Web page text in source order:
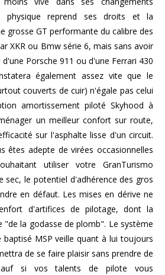
physique reprend ses droits et la
grosse GT performante du calibre des
XKR ou Bmw série 6, mais sans avoir
Porsche 911 ou d'une Ferrari 430
également assez vite que le
couverts de cuir) n'égale pas celui
amortissement piloté Skyhood à
un meilleur confort sur route,
sur l'asphalte lisse d'un circuit.
êtes adepte de virées occasionnelles
utiliser votre GranTurismo
sec, le potentiel d'adhérence des gros
en défaut. Les mises en dérive ne
d'artifices de pilotage, dont la
"de la godasse de plomb". Le système
MSP veille quant à lui toujours
de se faire plaisir sans prendre de
si vos talents de pilote vous